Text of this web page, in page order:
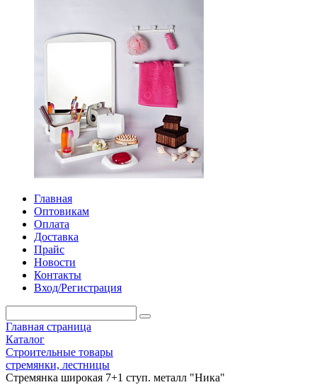
Главная
Оптовикам
Оплата
Доставка
Прайс
Новости
Контакты
Вход/Регистрация
Главная страница
Каталог
Строительные товары
стремянки, лестницы
Стремянка широкая 7+1 ступ. металл "Ника"